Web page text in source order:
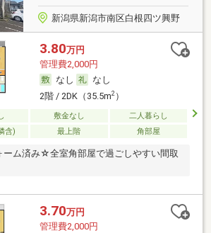
新潟県新潟市南区白根四ツ興野
3.80万円
管理費2,000円
なし
なし
2階 / 2DK（35.5m2）
敷金なし
二人暮らし
含)
最上階 角部屋
ーム済み☆全室角部屋で過ごしやすい間取
3.70万円
管理費2,000円